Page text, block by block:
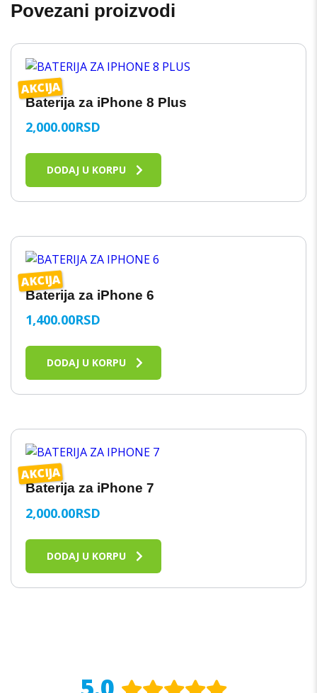
Povezani proizvodi
AKCIJA
Baterija za iPhone 8 Plus
2,000.00RSD
DODAJ U KORPU
AKCIJA
Baterija za iPhone 6
1,400.00RSD
DODAJ U KORPU
AKCIJA
Baterija za iPhone 7
2,000.00RSD
DODAJ U KORPU